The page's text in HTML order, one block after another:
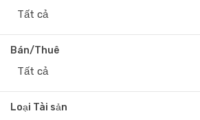
Tất cả
Bán/Thuê
Tất cả
Loại Tài sản